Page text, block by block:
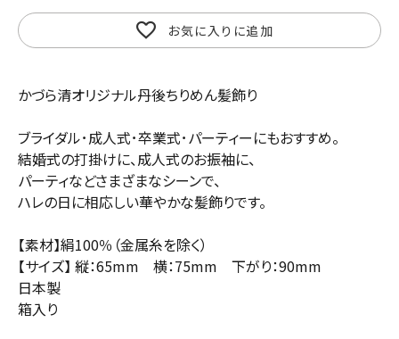
お気に入りに追加
かづら清オリジナル丹後ちりめん髪飾り
ブライダル･成人式･卒業式･パーティーにもおすすめ。
結婚式の打掛けに、成人式のお振袖に、
パーティなどさまざまなシーンで、
ハレの日に相応しい華やかな髪飾りです。
【素材】絹100％（金属糸を除く）
【サイズ】 縦：65mm 横：75mm 下がり：90mm
日本製
箱入り